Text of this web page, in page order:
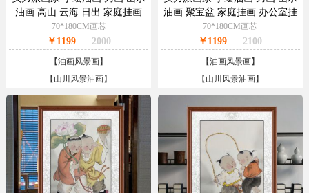
油画 高山 云海 日出 家庭挂画
办公室挂画 酒店挂画
70*180CM画芯
￥1199 2000
【油画风景画】
【 山川风景油画】
油画 聚宝盆 家庭挂画 办公室挂
画 酒店挂画
70*180CM画芯
￥1199 2100
【油画风景画】
【 山川风景油画】